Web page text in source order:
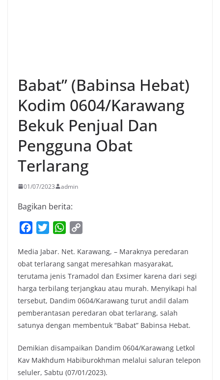
Babat” (Babinsa Hebat)
Kodim 0604/Karawang
Bekuk Penjual Dan
Pengguna Obat
Terlarang
01/07/2023 admin
Bagikan berita:
c
e
b
o
o
k
i
t
t
e
r
W
a
t
s
A
p
p
p
y
L
i
n
k
Media Jabar. Net. Karawang, – Maraknya peredaran
obat terlarang sangat meresahkan masyarakat,
terutama jenis Tramadol dan Exsimer karena dari segi
harga terbilang terjangkau atau murah. Menyikapi hal
tersebut, Dandim 0604/Karawang turut andil dalam
pemberantasan peredaran obat terlarang, salah
satunya dengan membentuk “Babat” Babinsa Hebat.
Demikian disampaikan Dandim 0604/Karawang Letkol
Kav Makhdum Habiburokhman melalui saluran telepon
seluler, Sabtu (07/01/2023).